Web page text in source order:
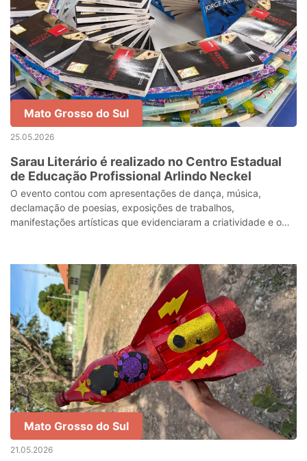
Mato Grosso do Sul
25.05.2026
Sarau Literário é realizado no Centro Estadual
de Educação Profissional Arlindo Neckel
O evento contou com apresentações de dança, música,
declamação de poesias, exposições de trabalhos,
manifestações artísticas que evidenciaram a criatividade e o
Mato Grosso do Sul
21.05.2026